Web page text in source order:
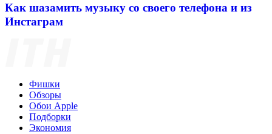
Как шазамить музыку со своего телефона и из
Инстаграм
Фишки
Обзоры
Обои Apple
Подборки
Экономия